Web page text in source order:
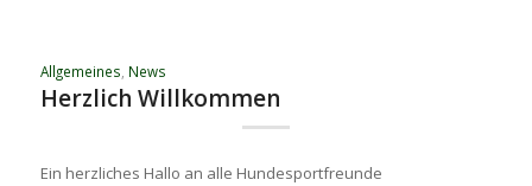
Allgemeines News
Herzlich Willkommen
Ein herzliches Hallo an alle Hundesportfreunde